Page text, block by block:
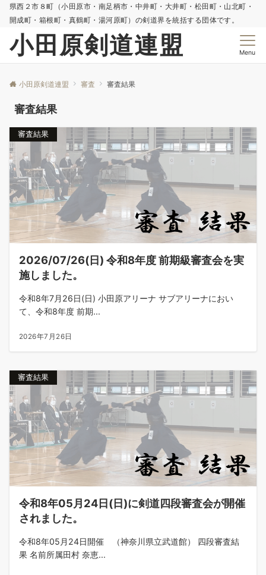
県西２市８町（小田原市・南足柄市・中井町・大井町・松田町・山北町・
開成町・箱根町・真鶴町・湯河原町）の剣道界を統括する団体です。
小田原剣道連盟 Menu
小田原剣道連盟 審査 審査結果
審査結果
審査結果
2026/07/26(日) 令和8年度 前期級審査会を実
施しました。
令和8年7月26日(日) 小田原アリーナ サブアリーナにおい
て、令和8年度 前期...
2026年7月26日
審査結果
令和8年05月24日(日)に剣道四段審査会が開催
されました。
令和8年05月24日開催 （神奈川県立武道館） 四段審査結
果 名前所属田村 奈恵...